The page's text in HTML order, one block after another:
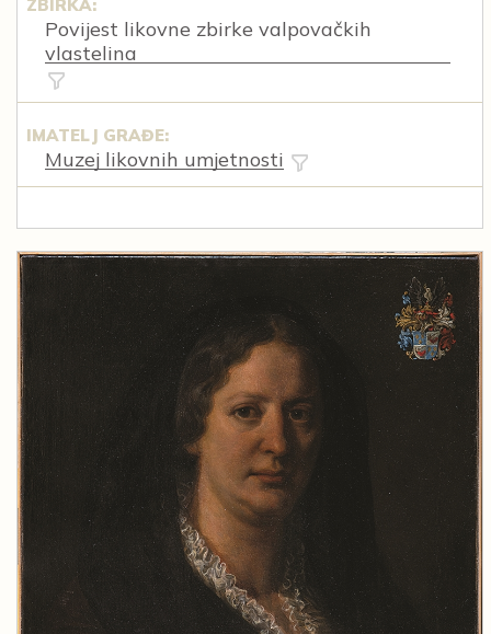
ZBIRKA:
Povijest likovne zbirke valpovačkih
vlastelina
IMATELJ GRAĐE:
Muzej likovnih umjetnosti